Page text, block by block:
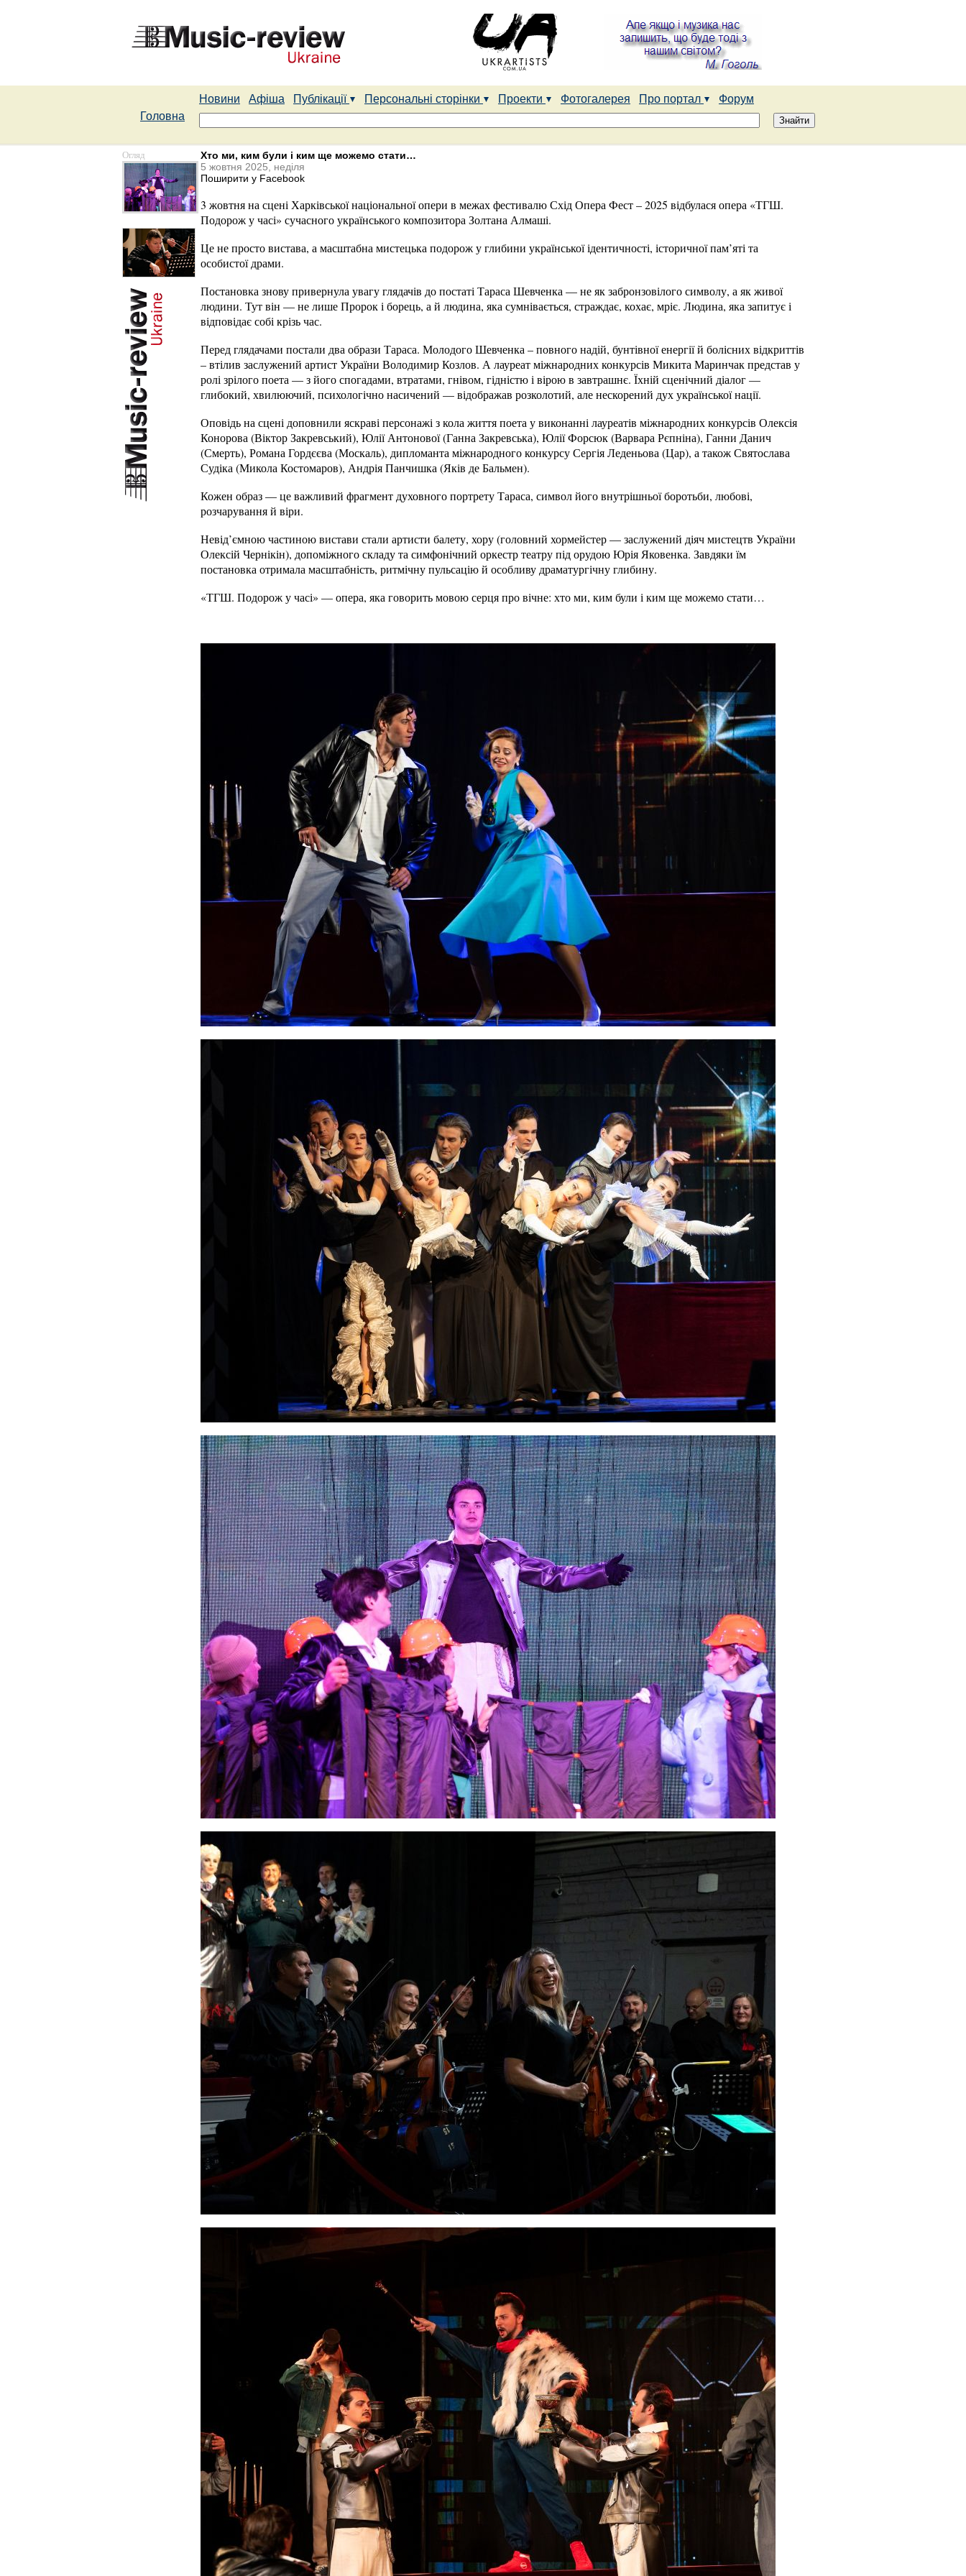
Новини Афіша Публікації Персональні сторінки Проекти Фотогалерея Про портал
Форум
Головна
Огляд
Хто ми, ким були і ким ще можемо стати…
5 жовтня 2025, неділя
Поширити у Facebook
3 жовтня на сцені Харківської національної опери в межах фестивалю Схід Опера Фест – 2025 відбулася опера «ТГШ.
Подорож у часі» сучасного українського композитора Золтана Алмаші.
Це не просто вистава, а масштабна мистецька подорож у глибини української ідентичності, історичної пам’яті та
особистої драми.
Постановка знову привернула увагу глядачів до постаті Тараса Шевченка — не як забронзовілого символу, а як живої
людини. Тут він — не лише Пророк і борець, а й людина, яка сумнівається, страждає, кохає, мріє. Людина, яка запитує і
відповідає собі крізь час.
Перед глядачами постали два образи Тараса. Молодого Шевченка – повного надій, бунтівної енергії й болісних відкриттів
– втілив заслужений артист України Володимир Козлов. А лауреат міжнародних конкурсів Микита Маринчак представ у
ролі зрілого поета — з його спогадами, втратами, гнівом, гідністю і вірою в завтрашнє. Їхній сценічний діалог —
глибокий, хвилюючий, психологічно насичений — відображав розколотий, але нескорений дух української нації.
Оповідь на сцені доповнили яскраві персонажі з кола життя поета у виконанні лауреатів міжнародних конкурсів Олексія
Конорова (Віктор Закревський), Юлії Антонової (Ганна Закревська), Юлії Форсюк (Варвара Рєпніна), Ганни Данич
(Смерть), Романа Гордєєва (Москаль), дипломанта міжнародного конкурсу Сергія Леденьова (Цар), а також Святослава
Судіка (Микола Костомаров), Андрія Панчишка (Яків де Бальмен).
Кожен образ — це важливий фрагмент духовного портрету Тараса, символ його внутрішньої боротьби, любові,
розчарування й віри.
Невід’ємною частиною вистави стали артисти балету, хору (головний хормейстер — заслужений діяч мистецтв України
Олексій Чернікін), допоміжного складу та симфонічний оркестр театру під орудою Юрія Яковенка. Завдяки їм
постановка отримала масштабність, ритмічну пульсацію й особливу драматургічну глибину.
«ТГШ. Подорож у часі» — опера, яка говорить мовою серця про вічне: хто ми, ким були і ким ще можемо стати…